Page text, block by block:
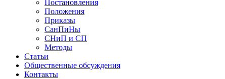
Постановления
Положения
Приказы
СанПиНы
СНиП и СП
Методы
Статьи
Общественные обсуждения
Контакты